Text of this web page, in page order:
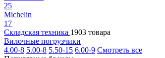
25
Michelin
17
Складская техника 1903 товара
Вилочные погрузчики
4.00-8 5.00-8 5.50-15 6.00-9 Смотреть все